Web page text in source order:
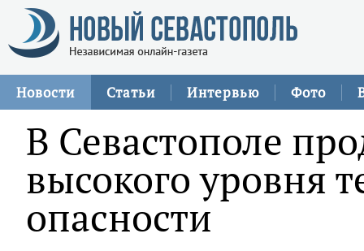
Новости Статьи Интервью Фото
В Севастополе
высокого уровня
опасности